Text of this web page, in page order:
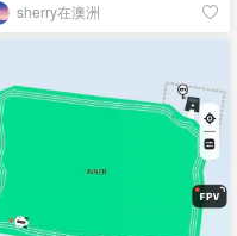
sherry在澳洲